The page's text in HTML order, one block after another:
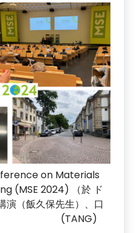
on Materials
(MSE 2024) （於 ド
（飯久保先生）、口
した。 (TANG)